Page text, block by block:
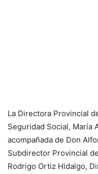
La Directora Provincial
Seguridad Social, María
acompañada de Don
Subdirector Provincial
Rodrigo Ortiz Hidalgo,